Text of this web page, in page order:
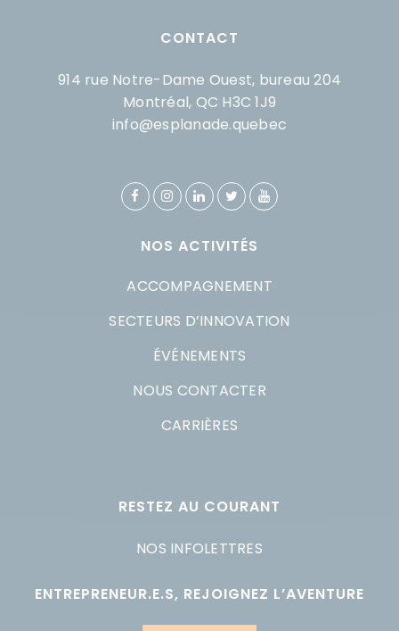
CONTACT
914 rue Notre-Dame Ouest, bureau 204
Montréal, QC H3C 1J9
info@esplanade.quebec
NOS ACTIVITÉS
ACCOMPAGNEMENT
SECTEURS D’INNOVATION
ÉVÉNEMENTS
NOUS CONTACTER
CARRIÈRES
RESTEZ AU COURANT
NOS INFOLETTRES
ENTREPRENEUR.E.S, REJOIGNEZ L’AVENTURE